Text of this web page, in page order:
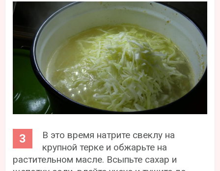
В это время натрите свеклу на
крупной терке и обжарьте на
растительном масле. Всыпьте сахар и